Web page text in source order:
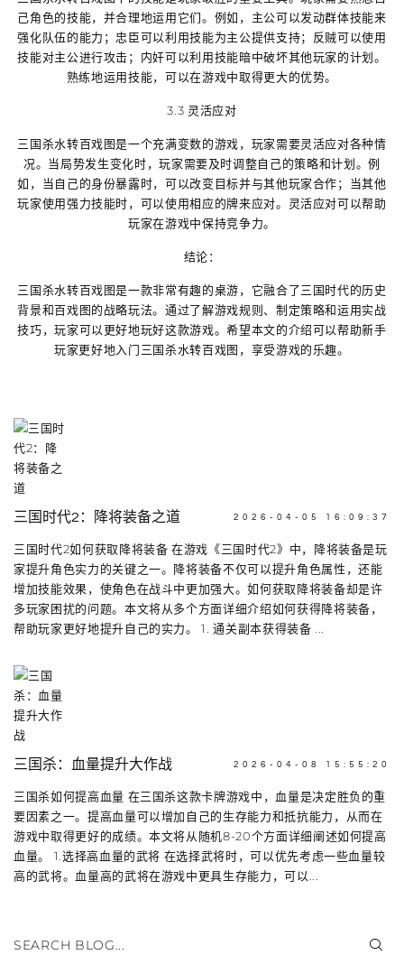
己角色的技能，并合理地运用它们。例如，主公可以发动群体技能来
强化队伍的能力；忠臣可以利用技能为主公提供支持；反贼可以使用
技能对主公进行攻击；内奸可以利用技能暗中破坏其他玩家的计划。
熟练地运用技能，可以在游戏中取得更大的优势。
3.3 灵活应对
三国杀水转百戏图是一个充满变数的游戏，玩家需要灵活应对各种情
况。当局势发生变化时，玩家需要及时调整自己的策略和计划。例
如，当自己的身份暴露时，可以改变目标并与其他玩家合作；当其他
玩家使用强力技能时，可以使用相应的牌来应对。灵活应对可以帮助
玩家在游戏中保持竞争力。
结论：
三国杀水转百戏图是一款非常有趣的桌游，它融合了三国时代的历史
背景和百戏图的战略玩法。通过了解游戏规则、制定策略和运用实战
技巧，玩家可以更好地玩好这款游戏。希望本文的介绍可以帮助新手
玩家更好地入门三国杀水转百戏图，享受游戏的乐趣。
三国时代2：降将装备之道 2026-04-05 16:09:37
三国时代2如何获取降将装备 在游戏《三国时代2》中，降将装备是玩
家提升角色实力的关键之一。降将装备不仅可以提升角色属性，还能
增加技能效果，使角色在战斗中更加强大。如何获取降将装备却是许
多玩家困扰的问题。本文将从多个方面详细介绍如何获得降将装备，
帮助玩家更好地提升自己的实力。 1. 通关副本获得装备 ...
三国杀：血量提升大作战 2026-04-08 15:55:20
三国杀如何提高血量 在三国杀这款卡牌游戏中，血量是决定胜负的重
要因素之一。提高血量可以增加自己的生存能力和抵抗能力，从而在
游戏中取得更好的成绩。本文将从随机8-20个方面详细阐述如何提高
血量。 1.选择高血量的武将 在选择武将时，可以优先考虑一些血量较
高的武将。血量高的武将在游戏中更具生存能力，可以...
SEARCH BLOG...